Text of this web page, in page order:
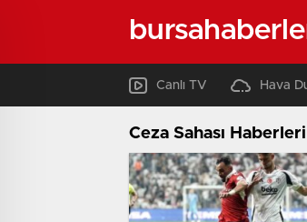
Canlı TV Hava
Ceza Sahası Haberleri